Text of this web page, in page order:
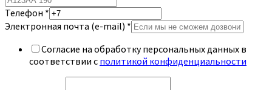
Телефон *
Электронная почта (e-mail) *
Согласие на обработку персональных данных в
соответствии с политикой конфиденциальности